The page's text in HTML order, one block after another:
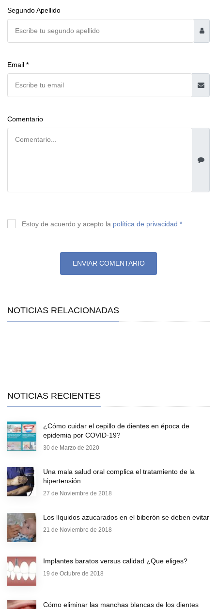
Segundo Apellido
Email *
Comentario
Estoy de acuerdo y acepto la política de privacidad *
ENVIAR COMENTARIO
NOTICIAS RELACIONADAS
NOTICIAS RECIENTES
¿Cómo cuidar el cepillo de dientes en época de
epidemia por COVID-19?
30 de Marzo de 2020
Una mala salud oral complica el tratamiento de la
hipertensión
27 de Noviembre de 2018
Los líquidos azucarados en el biberón se deben evitar
21 de Noviembre de 2018
Implantes baratos versus calidad ¿Que eliges?
19 de Octubre de 2018
Cómo eliminar las manchas blancas de los dientes